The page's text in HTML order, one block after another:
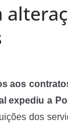
aos
expediu a
dos